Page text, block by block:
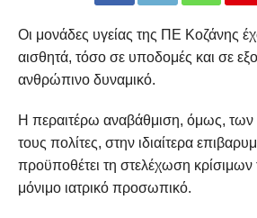
Οι μονάδες υγείας της ΠΕ Κοζάνης
αισθητά, τόσο σε υποδομές και σε
ανθρώπινο δυναμικό.
Η περαιτέρω αναβάθμιση, όμως,
τους πολίτες, στην ιδιαίτερα
προϋποθέτει τη στελέχωση
μόνιμο ιατρικό προσωπικό.